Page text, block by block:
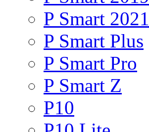
P Smart 2021
P Smart Plus
P Smart Pro
P Smart Z
P10